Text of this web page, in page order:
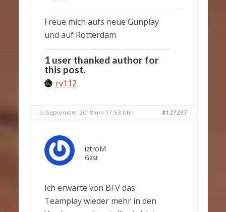
Freue mich aufs neue Gunplay
und auf Rotterdam
1 user thanked author for
this post.
rv112
3. September 2018 um 17:53 Uhr #127297
iztroM
Gast
Ich erwarte von BFV das
Teamplay wieder mehr in den